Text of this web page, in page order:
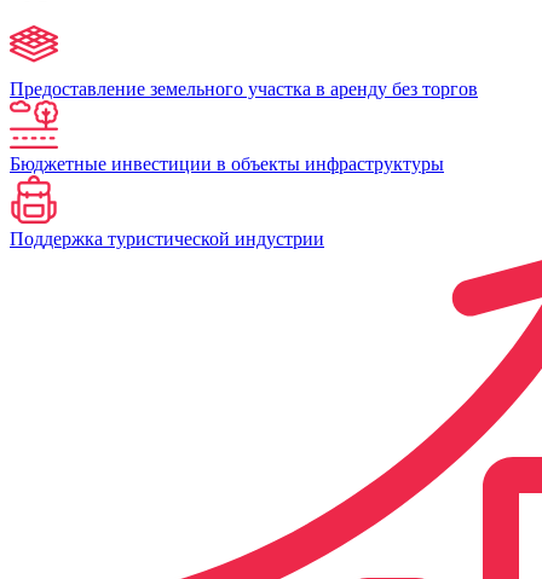
Предоставление земельного участка в аренду без торгов
Бюджетные инвестиции в объекты инфраструктуры
Поддержка туристической индустрии